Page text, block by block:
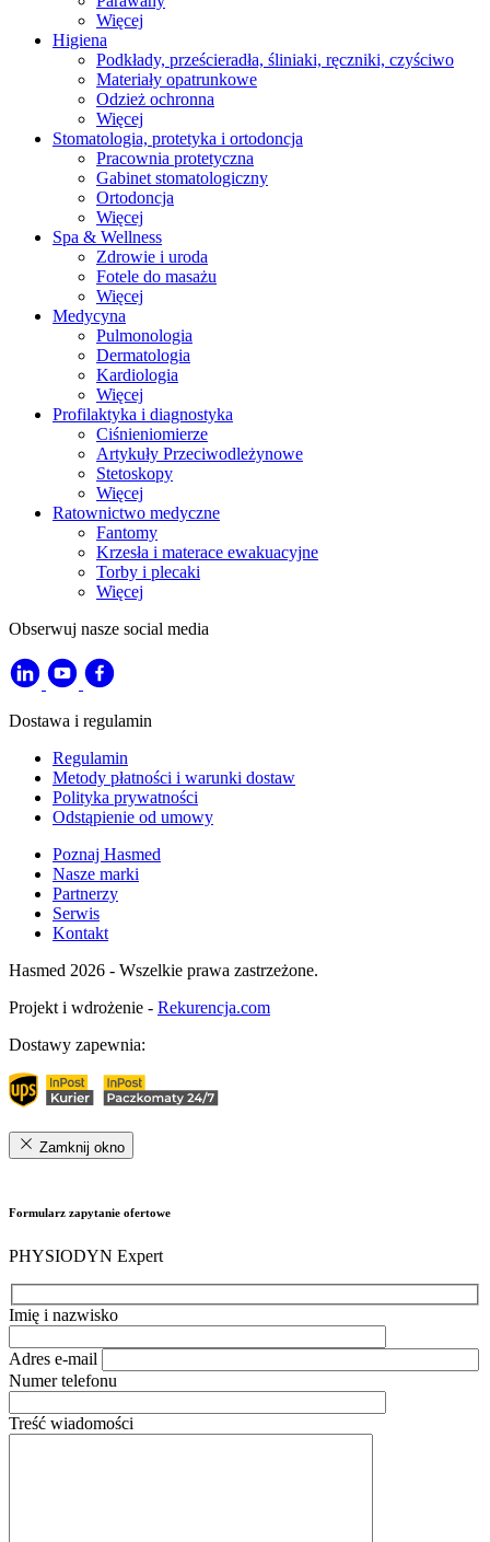
Więcej
Higiena
Podkłady, prześcieradła, śliniaki, ręczniki, czyściwo
Materiały opatrunkowe
Odzież ochronna
Więcej
Stomatologia, protetyka i ortodoncja
Pracownia protetyczna
Gabinet stomatologiczny
Ortodoncja
Więcej
Spa & Wellness
Zdrowie i uroda
Fotele do masażu
Więcej
Medycyna
Pulmonologia
Dermatologia
Kardiologia
Więcej
Profilaktyka i diagnostyka
Ciśnieniomierze
Artykuły Przeciwodleżynowe
Stetoskopy
Więcej
Ratownictwo medyczne
Fantomy
Krzesła i materace ewakuacyjne
Torby i plecaki
Więcej
Obserwuj nasze social media
Dostawa i regulamin
Regulamin
Metody płatności i warunki dostaw
Polityka prywatności
Odstąpienie od umowy
Poznaj Hasmed
Nasze marki
Partnerzy
Serwis
Kontakt
Hasmed 2026 - Wszelkie prawa zastrzeżone.
Projekt i wdrożenie - Rekurencja.com
Dostawy zapewnia:
Zamknij okno
Formularz zapytanie ofertowe
PHYSIODYN Expert
Imię i nazwisko
Adres e-mail
Numer telefonu
Treść wiadomości